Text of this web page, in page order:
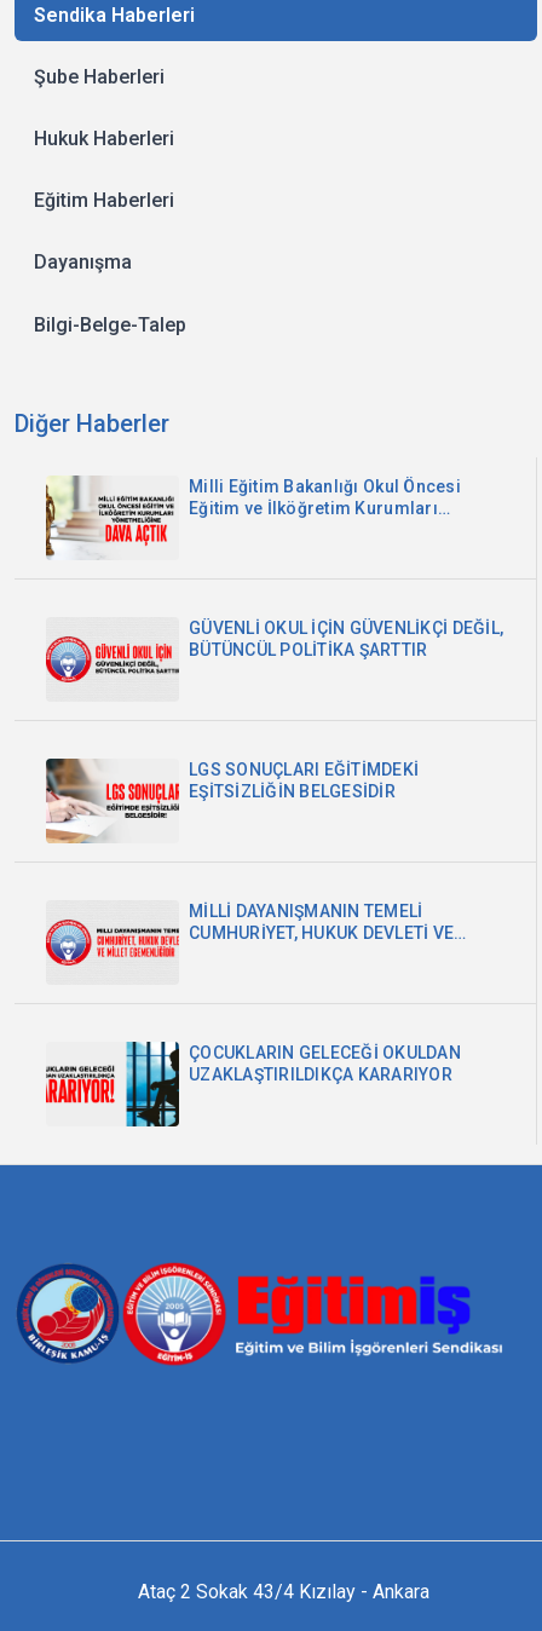
Sendika Haberleri
Şube Haberleri
Hukuk Haberleri
Eğitim Haberleri
Dayanışma
Bilgi-Belge-Talep
Diğer Haberler
Milli Eğitim Bakanlığı Okul Öncesi
Eğitim ve İlköğretim Kurumları
GÜVENLİ OKUL İÇİN GÜVENLİKÇİ DEĞİL,
BÜTÜNCÜL POLİTİKA ŞARTTIR
LGS SONUÇLARI EĞİTİMDEKİ
EŞİTSİZLİĞİN BELGESİDİR
MİLLİ DAYANIŞMANIN TEMELİ
CUMHURİYET, HUKUK DEVLETİ VE
ÇOCUKLARIN GELECEĞİ OKULDAN
UZAKLAŞTIRILDIKÇA KARARIYOR
Ataç 2 Sokak 43/4 Kızılay - Ankara